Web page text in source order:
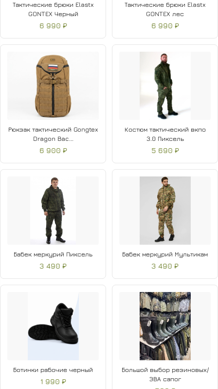
Тактические брюки Elastx
GONTEX Черный
6 990 ₽
Тактические брюки Elastx
GONTEX лес
6 990 ₽
Рюкзак тактический Gongtex
Dragon Bac...
6 900 ₽
Костюм тактический вкпо
3.0 Пиксель
5 690 ₽
Бабек меркурий Пиксель
3 490 ₽
Бабек меркурий Мультикам
3 490 ₽
Ботинки рабочие черный
1 990 ₽
Большой выбор резиновых/
ЭВА сапог